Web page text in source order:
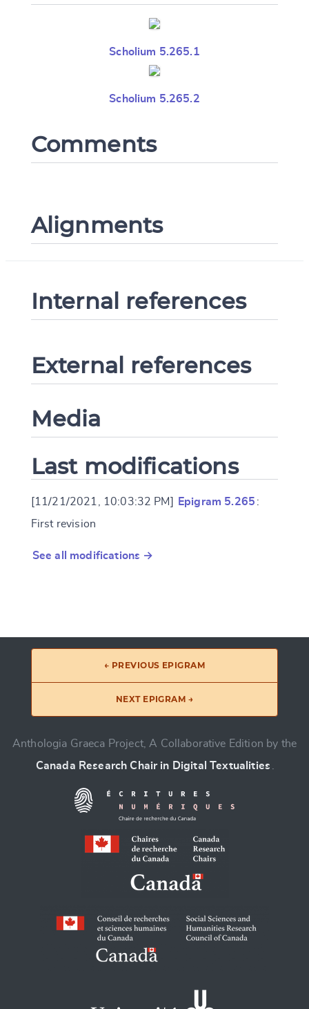
Scholium 5.265.1
Scholium 5.265.2
Comments
Alignments
Internal references
External references
Media
Last modifications
[11/21/2021, 10:03:32 PM] Epigram 5.265 :
First revision
See all modifications →
← PREVIOUS EPIGRAM
NEXT EPIGRAM →
Anthologia Graeca Project, A Collaborative Edition by the
Canada Research Chair in Digital Textualities